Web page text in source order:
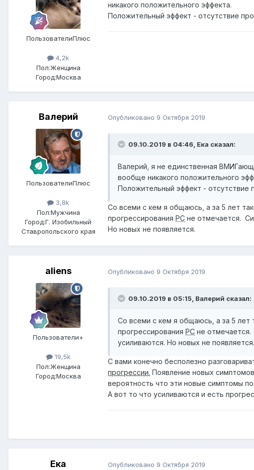
ПользователиПлюс
4,2k
Пол:Женщина
Город:Москва
никакого положительного эффекта.
Положительный эффект - отсутствие
Валерий
ПользователиПлюс
3,8k
Пол:Мужчина
Город:Г. Изобильный
Ставропольского края
Опубликовано 9 Октября 2019
09.10.2019 в 04:46, Ека сказал:
Валерий, я не единственная
вообще никакого положительного
Положительный эффект - отсутствие
Со всеми с кем я общаюсь, а за 5 лет
прогрессирования РС не отмечается.
Но новых не появляется.
aliens
Пользователи+
19,5k
Пол:Женщина
Город:Москва
Опубликовано 9 Октября 2019
09.10.2019 в 05:15, Валерий сказал:
Со всеми с кем я общаюсь, а за 5 лет
прогрессирования РС не
усиливаются. Но новых не появляется.
С вами конечно бесполезно
прогрессии. Появление новых
вероятность что эти новые симптомы
А вот то что усиливаются и есть
Ека Опубликовано 9 Октября 2019